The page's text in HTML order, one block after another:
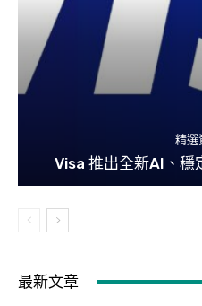
精選
Visa 推出全新AI、穩
最新文章